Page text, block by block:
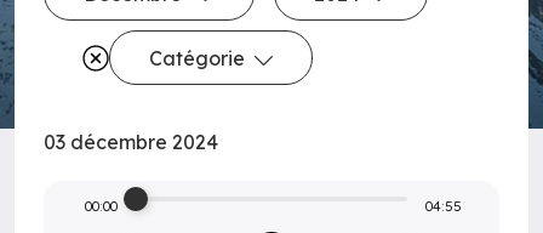
Catégorie
03 décembre 2024
00:00 04:55